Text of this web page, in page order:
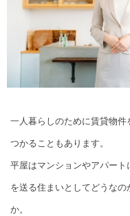
一人暮らしのために賃貸物
つかることもあります。
平屋はマンションやアパー
を送る住まいとしてどうな
か。